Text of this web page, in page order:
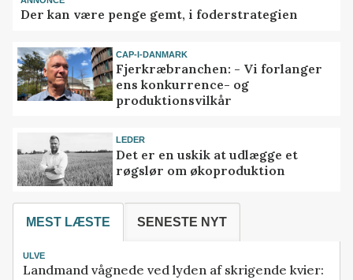
Der kan være penge gemt, i foderstrategien
CAP-I-DANMARK
Fjerkræbranchen: - Vi forlanger
ens konkurrence- og
produktionsvilkår
LEDER
Det er en uskik at udlægge et
røgslør om økoproduktion
MEST LÆSTE SENESTE NYT
ULVE
Landmand vågnede ved lyden af skrigende kvier: